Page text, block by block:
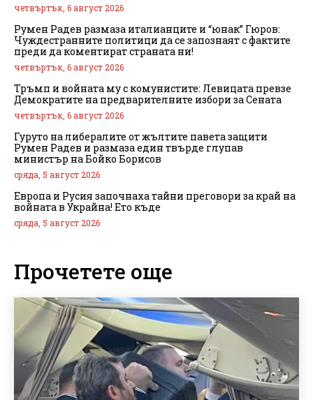
четвъртък, 6 август 2026
Румен Радев размаза италианците и “юнак” Гюров:
Чуждестранните политици да се запознаят с фактите
преди да коментират страната ни!
четвъртък, 6 август 2026
Тръмп и войната му с комунистите: Левицата превзе
Демократите на предварителните избори за Сената
четвъртък, 6 август 2026
Гуруто на либералите от жълтите павета защити
Румен Радев и размаза един твърде глупав
министър на Бойко Борисов
сряда, 5 август 2026
Европа и Русия започнаха тайни преговори за край на
войната в Украйна! Ето къде
сряда, 5 август 2026
Прочетете още